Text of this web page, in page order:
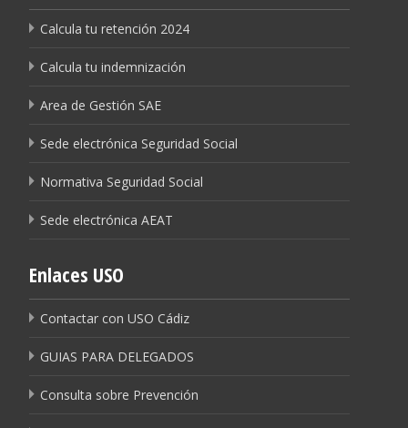
Calcula tu retención 2024
Calcula tu indemnización
Area de Gestión SAE
Sede electrónica Seguridad Social
Normativa Seguridad Social
Sede electrónica AEAT
Enlaces USO
Contactar con USO Cádiz
GUIAS PARA DELEGADOS
Consulta sobre Prevención